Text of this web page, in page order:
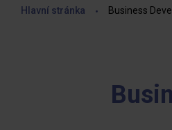
Hlavní stránka Business